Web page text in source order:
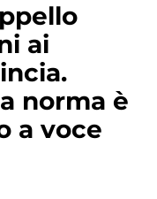
ai
norma è
a voce